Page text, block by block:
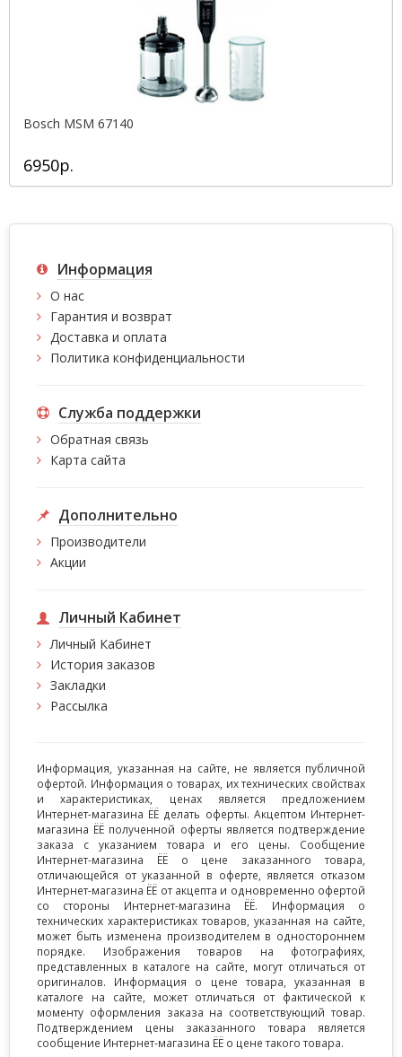
Bosch MSM 67140
6950р.
Информация
О нас
Гарантия и возврат
Доставка и оплата
Политика конфиденциальности
Служба поддержки
Обратная связь
Карта сайта
Дополнительно
Производители
Акции
Личный Кабинет
Личный Кабинет
История заказов
Закладки
Рассылка
Информация, указанная на сайте, не является публичной
офертой. Информация о товарах, их технических свойствах
и характеристиках, ценах является предложением
Интернет-магазина ЁЁ делать оферты. Акцептом Интернет-
магазина ЁЁ полученной оферты является подтверждение
заказа с указанием товара и его цены. Сообщение
Интернет-магазина ЁЁ о цене заказанного товара,
отличающейся от указанной в оферте, является отказом
Интернет-магазина ЁЁ от акцепта и одновременно офертой
со стороны Интернет-магазина ЁЁ. Информация о
технических характеристиках товаров, указанная на сайте,
может быть изменена производителем в одностороннем
порядке. Изображения товаров на фотографиях,
представленных в каталоге на сайте, могут отличаться от
оригиналов. Информация о цене товара, указанная в
каталоге на сайте, может отличаться от фактической к
моменту оформления заказа на соответствующий товар.
Подтверждением цены заказанного товара является
сообщение Интернет-магазина ЁЁ о цене такого товара.